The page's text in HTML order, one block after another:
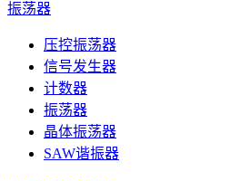
振荡器
压控振荡器
信号发生器
计数器
振荡器
晶体振荡器
SAW谐振器